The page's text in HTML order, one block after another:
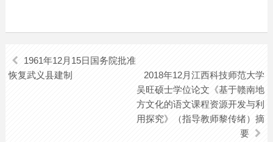
1961年12月15日国务院批准
恢复武义县建制
2018年12月江西科技师范大学
吴旺硕士学位论文《基于赣南地
方文化的语文课程资源开发与利
用探究》（指导教师黎传绪）摘
要